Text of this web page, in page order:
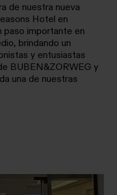
de nuestra nueva
Hotel en
paso importante en
brindando un
y entusiastas
BUBEN&ZORWEG y
una de nuestras